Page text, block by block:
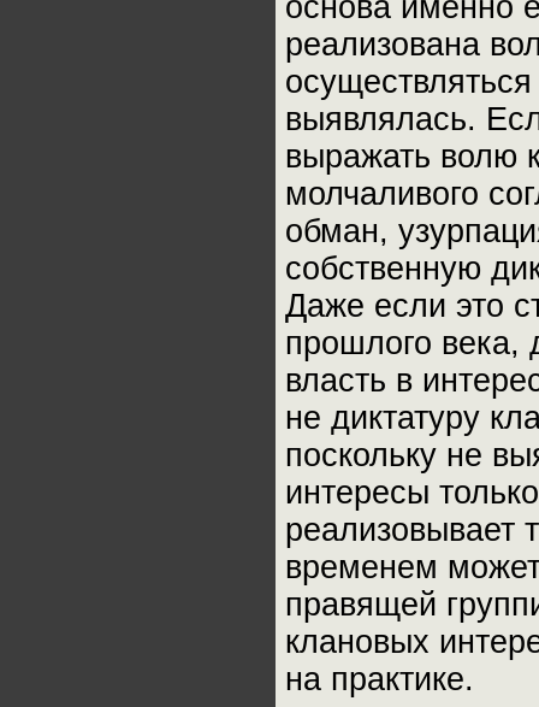
основа именно
реализована
выявлялась.
выражать волю
молчаливого
обман,
собственную
Даже если это
прошлого века,
власть в
не диктатуру
поскольку не
интересы
реализовывает
временем
правящей
клановых
на практике.